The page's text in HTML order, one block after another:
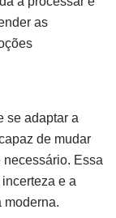
as
se adaptar a
de mudar
Essa
e a
moderna.